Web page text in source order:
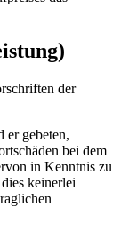
der
er gebeten,
bei dem
in Kenntnis zu
keinerlei